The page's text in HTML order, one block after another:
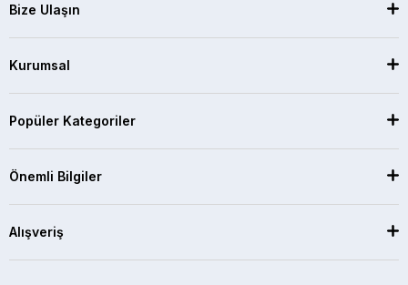
Bize Ulaşın
Kurumsal
Popüler Kategoriler
Önemli Bilgiler
Alışveriş